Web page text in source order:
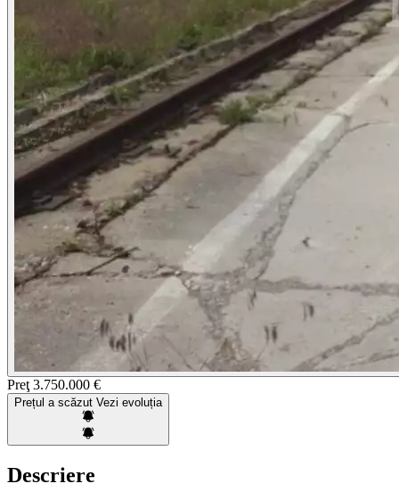
Preţ 3.750.000 €
Prețul a scăzut Vezi evoluția
Descriere